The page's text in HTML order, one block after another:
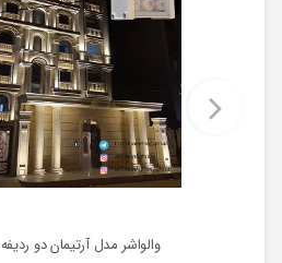
والواشر مدل آرتیمان دو ردیفه 10 سانت 6 وات